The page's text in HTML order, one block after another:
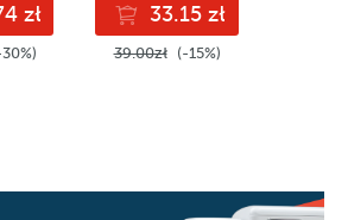
zł 33.15 zł
39.00zł (-15%)